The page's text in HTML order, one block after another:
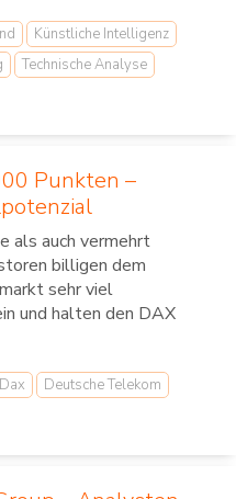
Künstliche Intelligenz
Technische Analyse
Punkten –
als auch vermehrt
billigen dem
sehr viel
und halten den DAX
Dax
Deutsche Telekom